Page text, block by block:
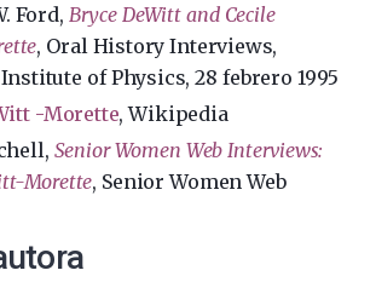
Ford, Bryce DeWitt and Cecile
, Oral History Interviews,
of Physics, 28 febrero 1995
-Morette, Wikipedia
Senior Women Web Interviews:
Morette, Senior Women Web